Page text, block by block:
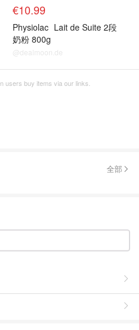
€10.99
Physiolac Lait de Suite 2段
奶粉 800g
@dealmoon.de
users buy items via our links.
全部